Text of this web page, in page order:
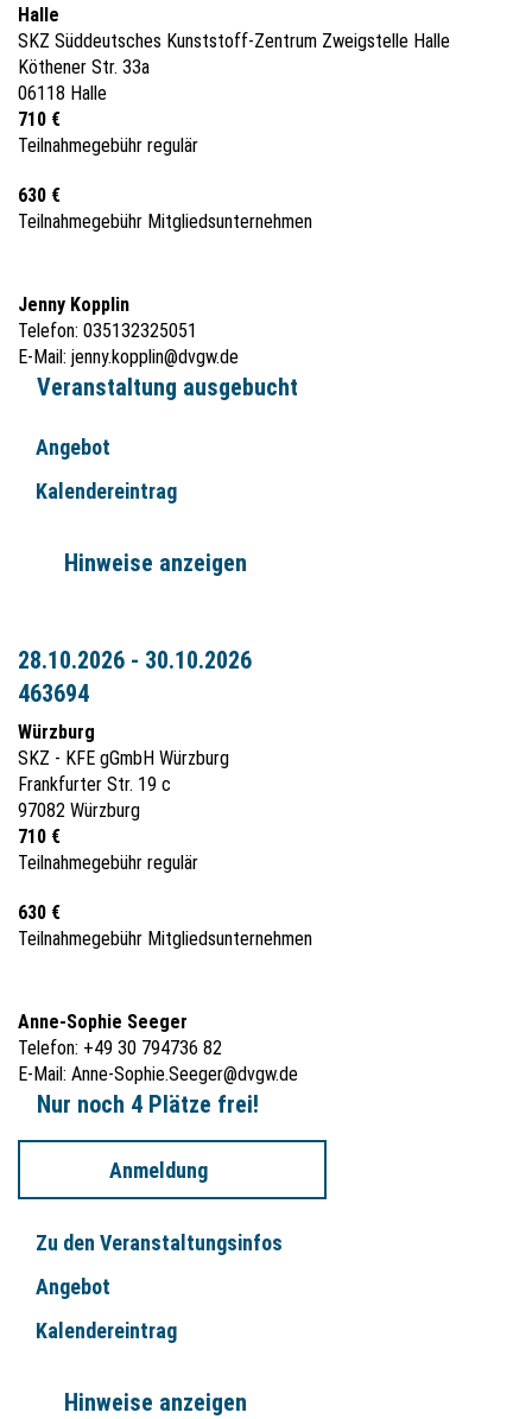
Halle
SKZ Süddeutsches Kunststoff-Zentrum Zweigstelle Halle
Köthener Str. 33a
06118 Halle
710 €
Teilnahmegebühr regulär
630 €
Teilnahmegebühr Mitgliedsunternehmen
Jenny Kopplin
Telefon: 035132325051
E-Mail: jenny.kopplin@dvgw.de
Veranstaltung ausgebucht
Angebot
Kalendereintrag
Hinweise anzeigen
28.10.2026 - 30.10.2026
463694
Würzburg
SKZ - KFE gGmbH Würzburg
Frankfurter Str. 19 c
97082 Würzburg
710 €
Teilnahmegebühr regulär
630 €
Teilnahmegebühr Mitgliedsunternehmen
Anne-Sophie Seeger
Telefon: +49 30 794736 82
E-Mail: Anne-Sophie.Seeger@dvgw.de
Nur noch 4 Plätze frei!
Anmeldung
Zu den Veranstaltungsinfos
Angebot
Kalendereintrag
Hinweise anzeigen